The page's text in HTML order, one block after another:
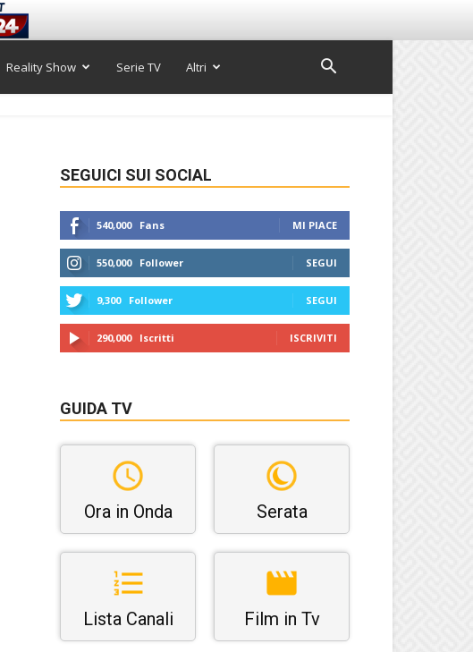
Reality Show Serie TV Altri
SEGUICI SUI SOCIAL
540,000 Fans MI PIACE
550,000 Follower SEGUI
9,300 Follower SEGUI
290,000 Iscritti ISCRIVITI
GUIDA TV
Ora in Onda Serata
Lista Canali Film in Tv